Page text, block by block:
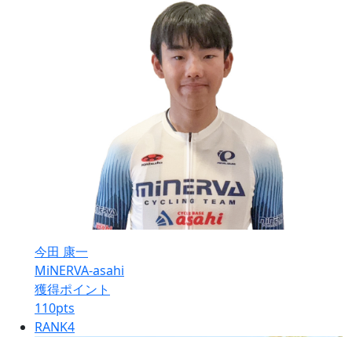
今田 康一
MiNERVA-asahi
獲得ポイント
110pts
RANK4